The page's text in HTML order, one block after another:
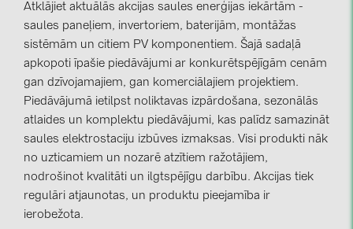
Katalogi
kontakti
KATEGORIJAS
Saules paneļi (19)
Invertori (105)
Invertoru aksesuāri (84)
Atklājiet aktuālās akcijas saules enerģijas iekārtām -
saules paneļiem, invertoriem, baterijām, montāžas
sistēmām un citiem PV komponentiem. Šajā sadaļā
apkopoti īpašie piedāvājumi ar konkurētspējīgām cenām
gan dzīvojamajiem, gan komerciālajiem projektiem.
Piedāvājumā ietilpst noliktavas izpārdošana, sezonālās
atlaides un komplektu piedāvājumi, kas palīdz samazināt
saules elektrostaciju izbūves izmaksas. Visi produkti nāk
no uzticamiem un nozarē atzītiem ražotājiem,
nodrošinot kvalitāti un ilgtspējīgu darbību. Akcijas tiek
regulāri atjaunotas, un produktu pieejamība ir
ierobežota.